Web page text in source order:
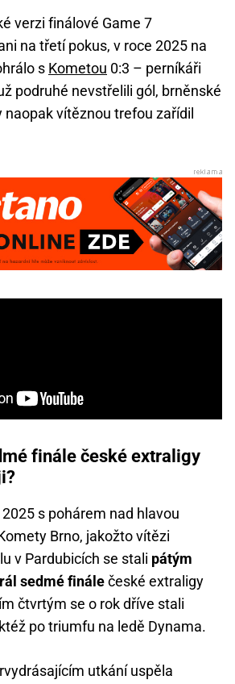
verzi finálové Game 7
na třetí pokus, v roce 2025 na
s Kometou 0:3 – perníkáři
podruhé nevstřelili gól, brněnské
vítěznou trefou zařídil
finále české extraligy
s pohárem nad hlavou
Brno, jakožto vítězi
v Pardubicích se stali pátým
sedmé finálečeské extraligy
čtvrtým se o rok dříve stali
po triumfu na ledě Dynama.
utkání uspěla